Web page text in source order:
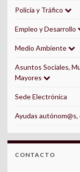
Policía y Tráfico
Empleo y Desarrollo
Medio Ambiente
Asuntos Sociales,
Mayores
Sede Electrónica
Ayudas
CONTACTO